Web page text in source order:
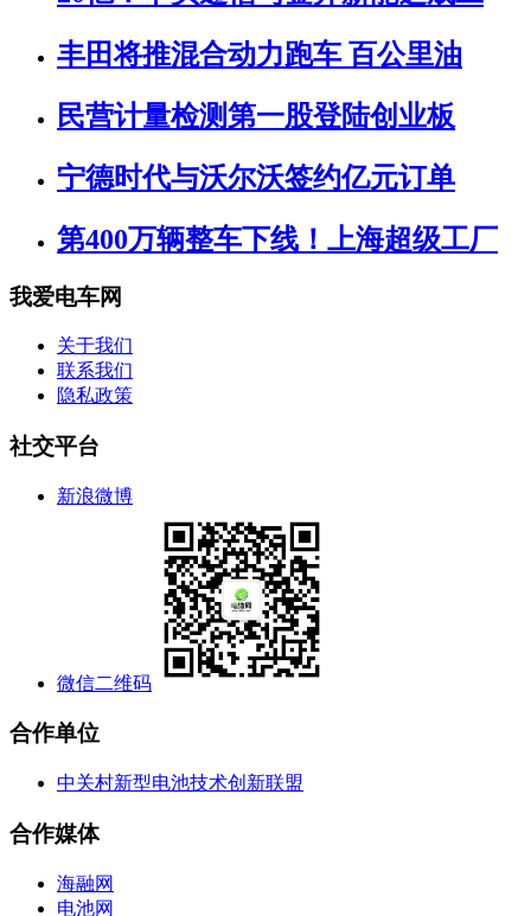
丰田将推混合动力跑车 百公里油
民营计量检测第一股登陆创业板
宁德时代与沃尔沃签约亿元订单
第400万辆整车下线！上海超级工厂
我爱电车网
关于我们
联系我们
隐私政策
社交平台
新浪微博
微信二维码
合作单位
中关村新型电池技术创新联盟
合作媒体
海融网
电池网